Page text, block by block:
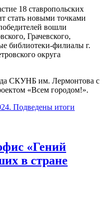
18 ставропольских
стать новыми точками
вошли
Грачевского,
библиотеки-филиалы г.
округа
СКУНБ им. Лермонтова с
«Всем городом!».
Подведены итоги
«Гений
в стране